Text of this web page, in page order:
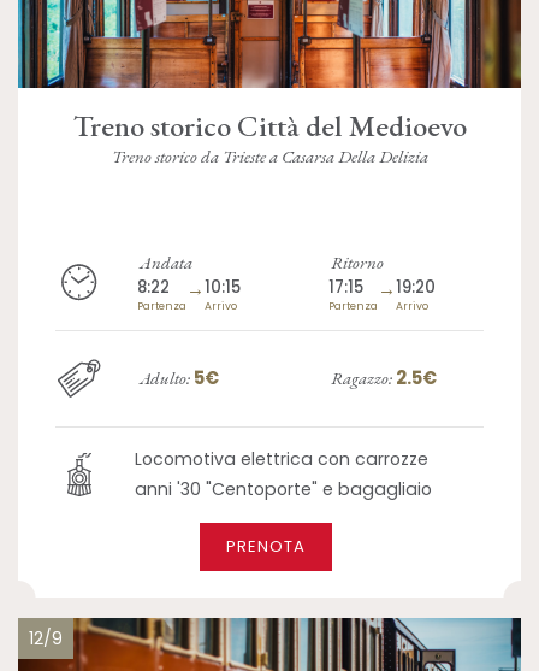
Treno storico Città del Medioevo
Treno storico da Trieste a Casarsa Della Delizia
Andata
8:22
Partenza
→10:15
Arrivo
Ritorno
17:15
Partenza
→19:20
Arrivo
Adulto: 5€ Ragazzo: 2.5€
Locomotiva elettrica con carrozze
anni '30 "Centoporte" e bagagliaio
PRENOTA
12/9